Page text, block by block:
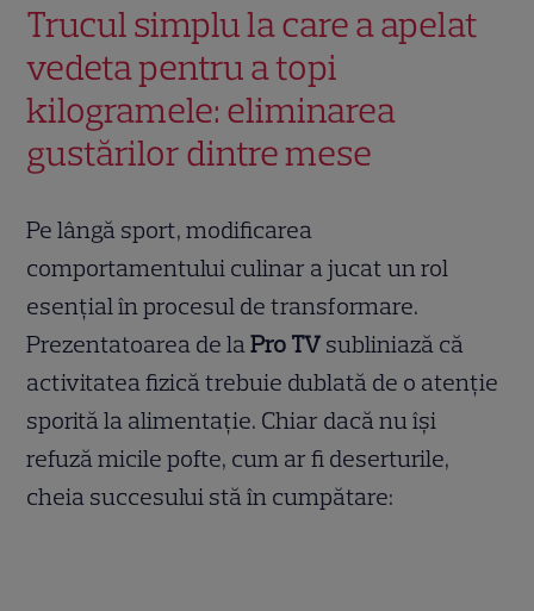
Trucul simplu la care a apelat
vedeta pentru a topi
kilogramele: eliminarea
gustărilor dintre mese
Pe lângă sport, modificarea
comportamentului culinar a jucat un rol
esențial în procesul de transformare.
Prezentatoarea de laPro TV subliniază că
activitatea fizică trebuie dublată de o atenție
sporită la alimentație. Chiar dacă nu își
refuză micile pofte, cum ar fi deserturile,
cheia succesului stă în cumpătare: